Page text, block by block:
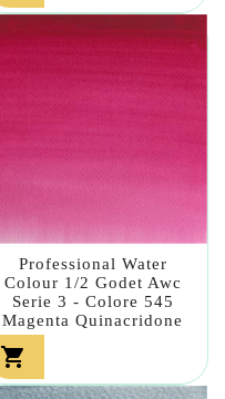
Professional Water
Colour 1/2 Godet Awc
Serie 3 - Colore 545
Magenta Quinacridone
